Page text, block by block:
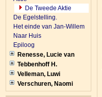
De Tweede Aktie
De Egelstelling.
Het einde van Jan-Willem
Naar Huis
Epiloog
Renesse, Lucie van
Tebbenhoff H.
Velleman, Luwi
Verschuren, Naomi